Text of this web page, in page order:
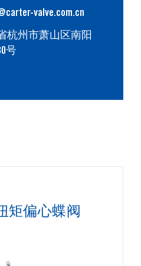
valve.com.cn
杭州市萧山区南阳
号
矩偏心蝶阀